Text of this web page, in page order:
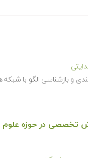
آموزش تخصصی در حوزه